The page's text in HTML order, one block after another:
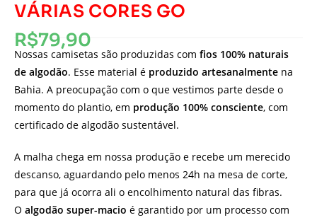
VÁRIAS CORES GO
R$79,90
Nossas camisetas são produzidas com fios 100% naturais
de algodão. Esse material é produzido artesanalmente na
Bahia. A preocupação com o que vestimos parte desde o
momento do plantio, em produção 100% consciente, com
certificado de algodão sustentável.
A malha chega em nossa produção e recebe um merecido
descanso, aguardando pelo menos 24h na mesa de corte,
para que já ocorra ali o encolhimento natural das fibras.
O algodão super-macio é garantido por um processo com